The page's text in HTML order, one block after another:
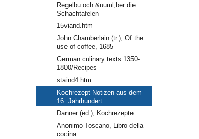
Regelbu:och &uuml;ber die
Schachtafelen
15viand.htm
John Chamberlain (tr.), Of the
use of coffee, 1685
German culinary texts 1350-
1800/Recipes
staind4.htm
Kochrezept-Notizen aus dem
16. Jahrhundert
Danner (ed.), Kochrezepte
Anonimo Toscano, Libro della
cocina